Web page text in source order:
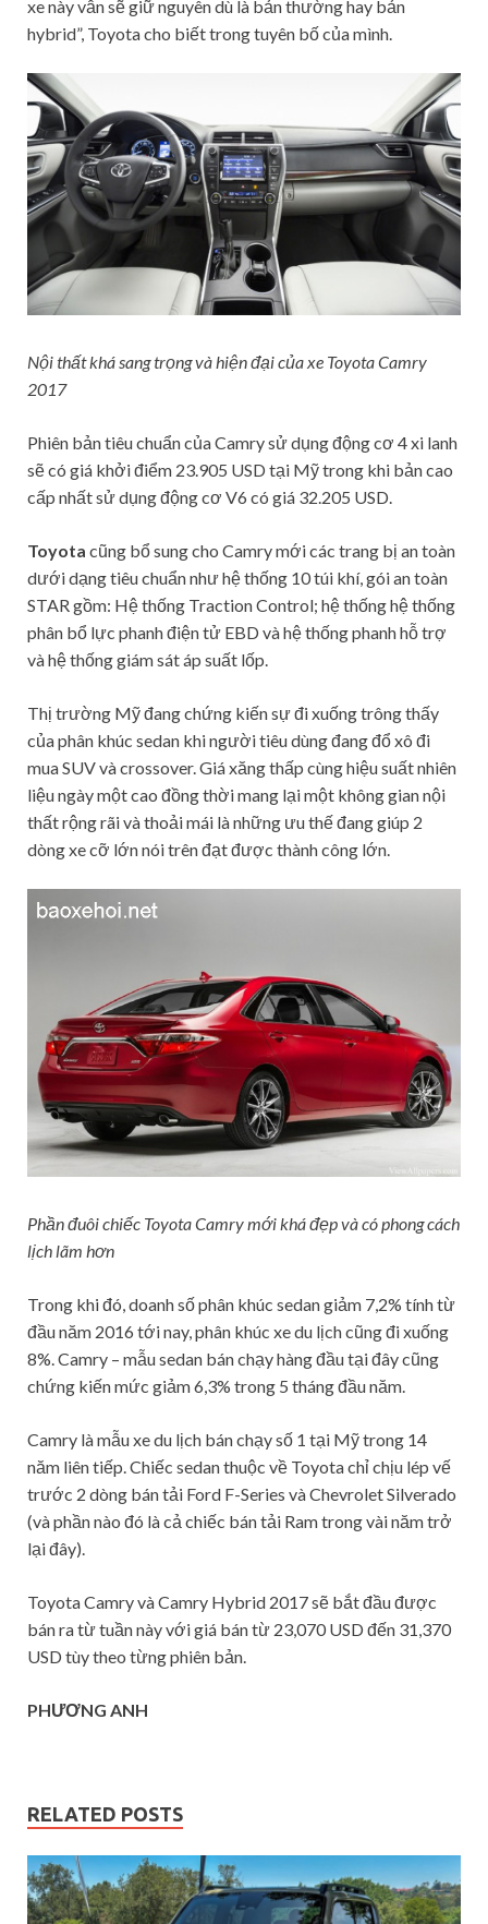
xe này vẫn sẽ giữ nguyên dù là bản thường hay bản
hybrid”, Toyota cho biết trong tuyên bố của mình.
Nội thất khá sang trọng và hiện đại của xe Toyota Camry
2017
Phiên bản tiêu chuẩn của Camry sử dụng động cơ 4 xi lanh
sẽ có giá khởi điểm 23.905 USD tại Mỹ trong khi bản cao
cấp nhất sử dụng động cơ V6 có giá 32.205 USD.
Toyota cũng bổ sung cho Camry mới các trang bị an toàn
dưới dạng tiêu chuẩn như hệ thống 10 túi khí, gói an toàn
STAR gồm: Hệ thống Traction Control; hệ thống hệ thống
phân bổ lực phanh điện tử EBD và hệ thống phanh hỗ trợ
và hệ thống giám sát áp suất lốp.
Thị trường Mỹ đang chứng kiến sự đi xuống trông thấy
của phân khúc sedan khi người tiêu dùng đang đổ xô đi
mua SUV và crossover. Giá xăng thấp cùng hiệu suất nhiên
liệu ngày một cao đồng thời mang lại một không gian nội
thất rộng rãi và thoải mái là những ưu thế đang giúp 2
dòng xe cỡ lớn nói trên đạt được thành công lớn.
Phần đuôi chiếc Toyota Camry mới khá đẹp và có phong cách
lịch lãm hơn
Trong khi đó, doanh số phân khúc sedan giảm 7,2% tính từ
đầu năm 2016 tới nay, phân khúc xe du lịch cũng đi xuống
8%. Camry – mẫu sedan bán chạy hàng đầu tại đây cũng
chứng kiến mức giảm 6,3% trong 5 tháng đầu năm.
Camry là mẫu xe du lịch bán chạy số 1 tại Mỹ trong 14
năm liên tiếp. Chiếc sedan thuộc về Toyota chỉ chịu lép vế
trước 2 dòng bán tải Ford F-Series và Chevrolet Silverado
(và phần nào đó là cả chiếc bán tải Ram trong vài năm trở
lại đây).
Toyota Camry và Camry Hybrid 2017 sẽ bắt đầu được
bán ra từ tuần này với giá bán từ 23,070 USD đến 31,370
USD tùy theo từng phiên bản.
PHƯƠNG ANH
RELATED POSTS